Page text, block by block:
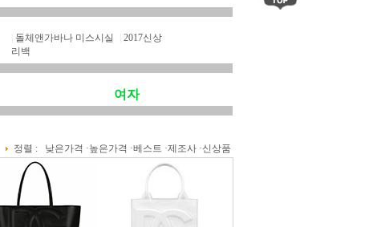
돌체앤가바나 미스시실
리백
2017신상
여자
정렬 : 낮은가격 ·높은가격 ·베스트 ·제조사 ·신상품